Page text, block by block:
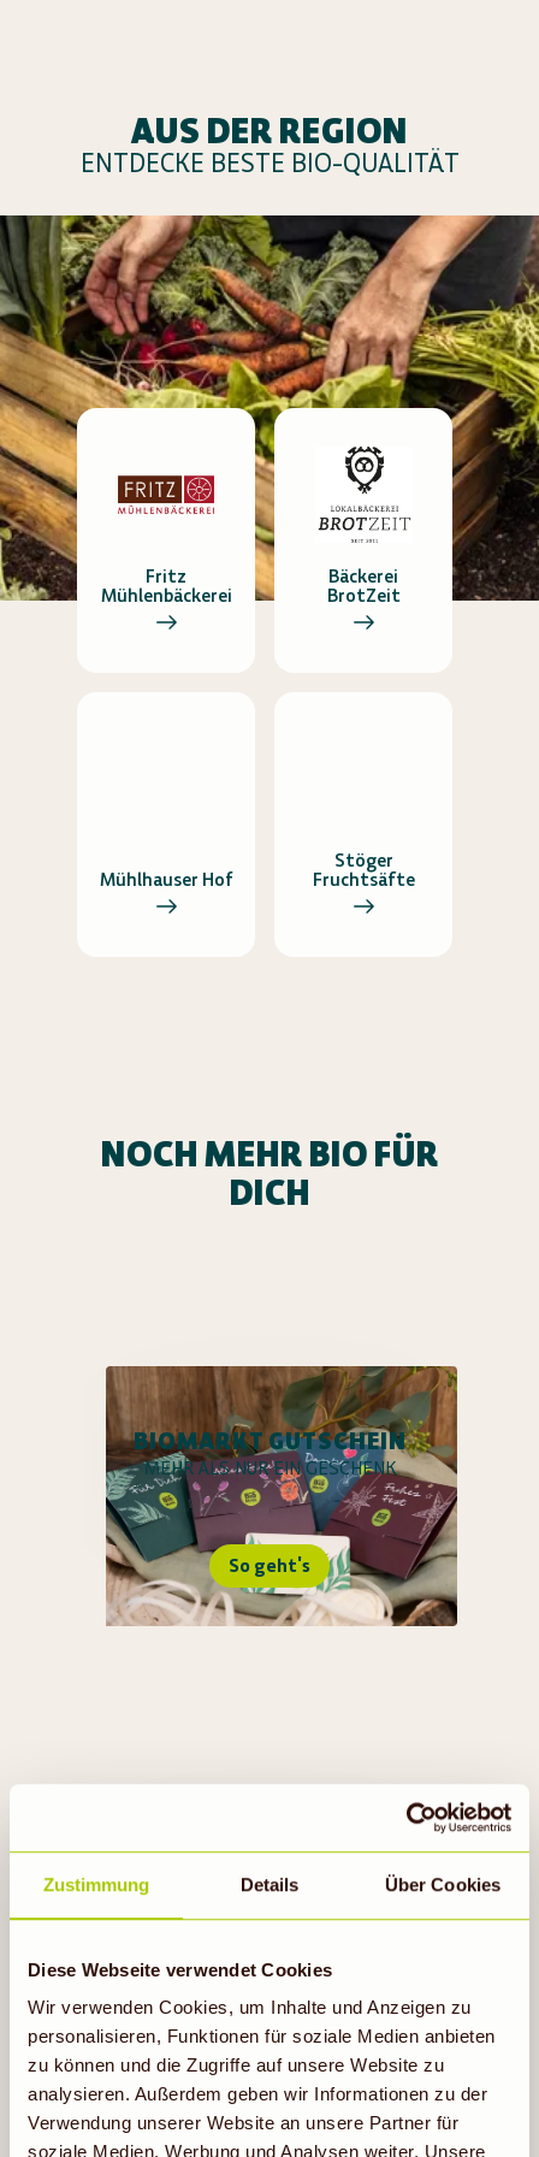
Zustimmung Details Über Cookies
Diese Webseite verwendet Cookies
Wir verwenden Cookies, um Inhalte und Anzeigen zu
personalisieren, Funktionen für soziale Medien anbieten
zu können und die Zugriffe auf unsere Website zu
analysieren. Außerdem geben wir Informationen zu der
Verwendung unserer Website an unsere Partner für
soziale Medien, Werbung und Analysen weiter. Unsere
AUS DER REGION
ENTDECKE BESTE BIO-QUALITÄT
Fritz
Mühlenbäckerei
Bäckerei
BrotZeit
Mühlhauser Hof
Stöger
Fruchtsäfte
NOCH MEHR BIO FÜR
DICH
BIOMARKT GUTSCHEIN
MEHR ALS NUR EIN GESCHENK
So geht's
TOO GOOD TO GO
Jetzt mitmachen